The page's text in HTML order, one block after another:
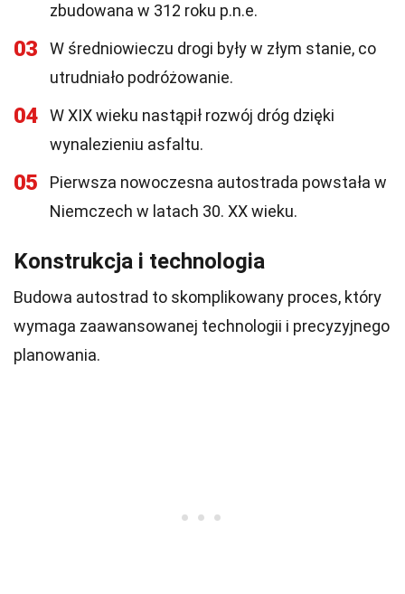
zbudowana w 312 roku p.n.e.
03
W średniowieczu drogi były w złym stanie, co
utrudniało podróżowanie.
04
W XIX wieku nastąpił rozwój dróg dzięki
wynalezieniu asfaltu.
05
Pierwsza nowoczesna autostrada powstała w
Niemczech w latach 30. XX wieku.
Konstrukcja i technologia
Budowa autostrad to skomplikowany proces, który
wymaga zaawansowanej technologii i precyzyjnego
planowania.